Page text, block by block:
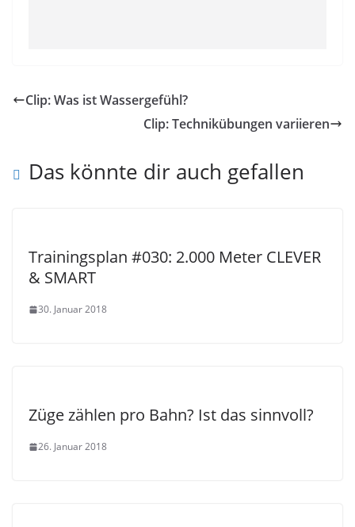
Clip: Was ist Wassergefühl?
Clip: Technikübungen variieren
Das könnte dir auch gefallen
Trainingsplan #030: 2.000 Meter CLEVER
& SMART
30. Januar 2018
Züge zählen pro Bahn? Ist das sinnvoll?
26. Januar 2018